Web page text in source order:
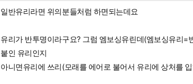
일반유리라면 위의분들처럼 하면되는데요
유리가 반투명이라구요? 그럼 엠보싱유린데(엠보싱유리
붙인 유리인지
아니면유리에 쓰리(모래를 에어로 불어서 유리에 상처를